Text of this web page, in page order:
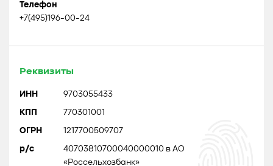
Телефон
+7(495)196-00-24
Реквизиты
ИНН 9703055433
КПП 770301001
ОГРН 1217700509707
р/с
40703810700040000010 в АО
«Россельхозбанк»